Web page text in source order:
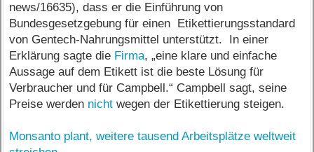
news/16635), dass er die Einführung von
Bundesgesetzgebung für einen Etikettierungsstandard
von Gentech-Nahrungsmittel unterstützt. In einer
Erklärung sagte die Firma, „eine klare und einfache
Aussage auf dem Etikett ist die beste Lösung für
Verbraucher und für Campbell.“ Campbell sagt, seine
Preise werden nicht wegen der Etikettierung steigen.
Monsanto plant, weitere tausend Arbeitsplätze weltweit